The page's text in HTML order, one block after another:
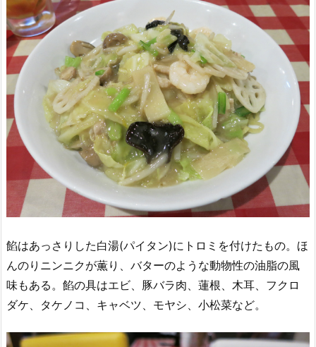
餡はあっさりした白湯(パイタン)にトロミを付けたもの。ほ
んのりニンニクが薫り、バターのような動物性の油脂の風
味もある。餡の具はエビ、豚バラ肉、蓮根、木耳、フクロ
ダケ、タケノコ、キャベツ、モヤシ、小松菜など。